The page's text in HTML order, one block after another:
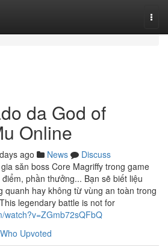
da God of
Online
ago News
Discuss
săn boss Core Magriffy trong game
phần thưởng... Bạn sẽ biết liệu
quanh hay không từ vùng an toàn trong
legendary battle is not for
watch?v=ZGmb72sQFbQ
Who Upvoted